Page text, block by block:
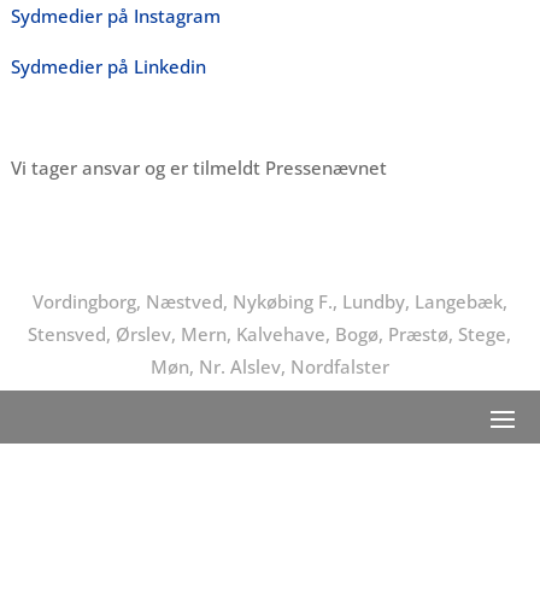
Sydmedier på Instagram
Sydmedier på Linkedin
Vi tager ansvar og er tilmeldt Pressenævnet
Vordingborg, Næstved, Nykøbing F., Lundby, Langebæk,
Stensved, Ørslev, Mern, Kalvehave, Bogø, Præstø, Stege,
Møn, Nr. Alslev, Nordfalster